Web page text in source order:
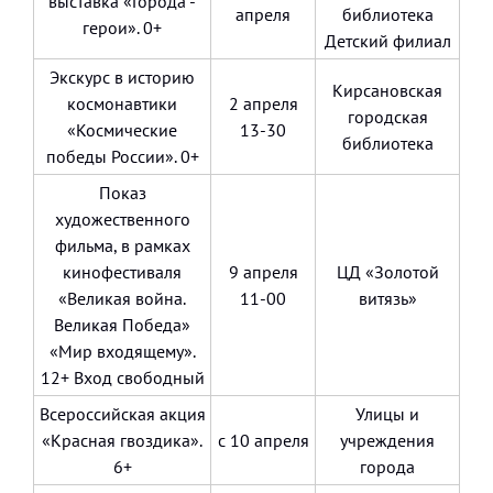
герои». 0+
апреля
библиотека
Детский филиал
Экскурс в историю
космонавтики
«Космические
победы России». 0+
2 апреля
13-30
Кирсановская
городская
библиотека
Показ
художественного
фильма, в рамках
кинофестиваля
«Великая война.
Великая Победа»
«Мир входящему».
12+ Вход свободный
9 апреля
11-00
ЦД «Золотой
витязь»
Всероссийская акция
«Красная гвоздика».
6+
с 10 апреля
Улицы и
учреждения
города